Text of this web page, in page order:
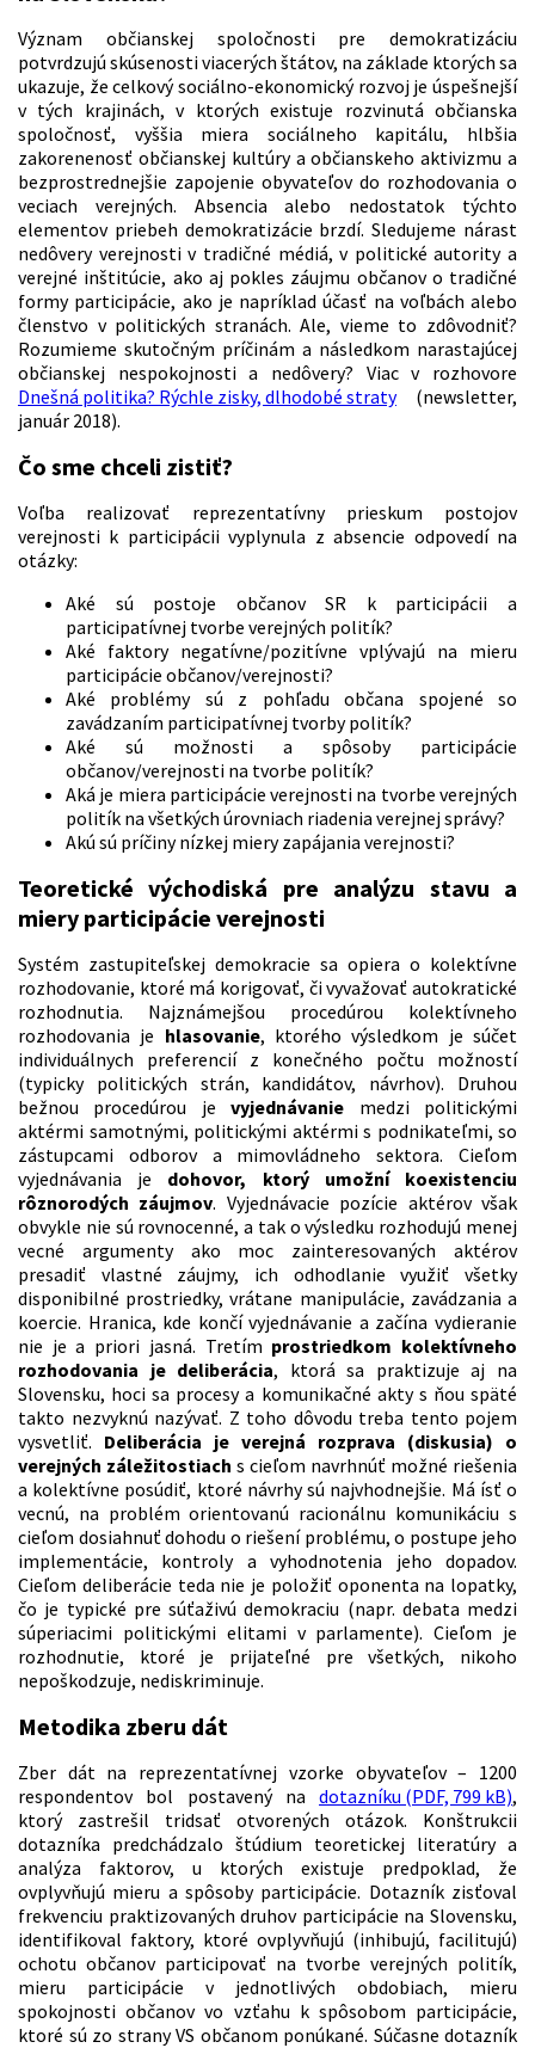
Význam občianskej spoločnosti pre demokratizáciu
potvrdzujú skúsenosti viacerých štátov, na základe ktorých sa
ukazuje, že celkový sociálno-ekonomický rozvoj je úspešnejší
v tých krajinách, v ktorých existuje rozvinutá občianska
spoločnosť, vyššia miera sociálneho kapitálu, hlbšia
zakorenenosť občianskej kultúry a občianskeho aktivizmu a
bezprostrednejšie zapojenie obyvateľov do rozhodovania o
veciach verejných. Absencia alebo nedostatok týchto
elementov priebeh demokratizácie brzdí. Sledujeme nárast
nedôvery verejnosti v tradičné médiá, v politické autority a
verejné inštitúcie, ako aj pokles záujmu občanov o tradičné
formy participácie, ako je napríklad účasť na voľbách alebo
členstvo v politických stranách. Ale, vieme to zdôvodniť?
Rozumieme skutočným príčinám a následkom narastajúcej
občianskej nespokojnosti a nedôvery? Viac v rozhovore
Dnešná politika? Rýchle zisky, dlhodobé straty(newsletter,
január 2018).
Čo sme chceli zistiť?
Voľba realizovať reprezentatívny prieskum postojov
verejnosti k participácii vyplynula z absencie odpovedí na
otázky:
Aké sú postoje občanov SR k participácii a
participatívnej tvorbe verejných politík?
Aké faktory negatívne/pozitívne vplývajú na mieru
participácie občanov/verejnosti?
Aké problémy sú z pohľadu občana spojené so
zavádzaním participatívnej tvorby politík?
Aké sú možnosti a spôsoby participácie
občanov/verejnosti na tvorbe politík?
Aká je miera participácie verejnosti na tvorbe verejných
politík na všetkých úrovniach riadenia verejnej správy?
Akú sú príčiny nízkej miery zapájania verejnosti?
Teoretické východiská pre analýzu stavu a
miery participácie verejnosti
Systém zastupiteľskej demokracie sa opiera o kolektívne
rozhodovanie, ktoré má korigovať, či vyvažovať autokratické
rozhodnutia. Najznámejšou procedúrou kolektívneho
rozhodovania je hlasovanie, ktorého výsledkom je súčet
individuálnych preferencií z konečného počtu možností
(typicky politických strán, kandidátov, návrhov). Druhou
bežnou procedúrou jevyjednávanie medzi politickými
aktérmi samotnými, politickými aktérmi s podnikateľmi, so
zástupcami odborov a mimovládneho sektora. Cieľom
vyjednávania je dohovor, ktorý umožní koexistenciu
rôznorodých záujmov. Vyjednávacie pozície aktérov však
obvykle nie sú rovnocenné, a tak o výsledku rozhodujú menej
vecné argumenty ako moc zainteresovaných aktérov
presadiť vlastné záujmy, ich odhodlanie využiť všetky
disponibilné prostriedky, vrátane manipulácie, zavádzania a
koercie. Hranica, kde končí vyjednávanie a začína vydieranie
nie je a priori jasná. Tretím prostriedkom kolektívneho
rozhodovania je deliberácia, ktorá sa praktizuje aj na
Slovensku, hoci sa procesy a komunikačné akty s ňou späté
takto nezvyknú nazývať. Z toho dôvodu treba tento pojem
vysvetliť. Deliberácia je verejná rozprava (diskusia) o
verejných záležitostiach s cieľom navrhnúť možné riešenia
a kolektívne posúdiť, ktoré návrhy sú najvhodnejšie. Má ísť o
vecnú, na problém orientovanú racionálnu komunikáciu s
cieľom dosiahnuť dohodu o riešení problému, o postupe jeho
implementácie, kontroly a vyhodnotenia jeho dopadov.
Cieľom deliberácie teda nie je položiť oponenta na lopatky,
čo je typické pre súťaživú demokraciu (napr. debata medzi
súperiacimi politickými elitami v parlamente). Cieľom je
rozhodnutie, ktoré je prijateľné pre všetkých, nikoho
nepoškodzuje, nediskriminuje.
Metodika zberu dát
Zber dát na reprezentatívnej vzorke obyvateľov – 1200
respondentov bol postavený na dotazníku (PDF, 799 kB),
ktorý zastrešil tridsať otvorených otázok. Konštrukcii
dotazníka predchádzalo štúdium teoretickej literatúry a
analýza faktorov, u ktorých existuje predpoklad, že
ovplyvňujú mieru a spôsoby participácie. Dotazník zisťoval
frekvenciu praktizovaných druhov participácie na Slovensku,
identifikoval faktory, ktoré ovplyvňujú (inhibujú, facilitujú)
ochotu občanov participovať na tvorbe verejných politík,
mieru participácie v jednotlivých obdobiach, mieru
spokojnosti občanov vo vzťahu k spôsobom participácie,
ktoré sú zo strany VS občanom ponúkané. Súčasne dotazník